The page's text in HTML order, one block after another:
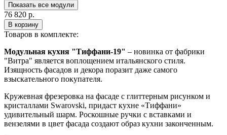
Показать все модули
76 820 р.
В корзину
Товаров в комплекте:
Модульная кухня "Тиффани-19" – новинка от фабрики
"Витра" является воплощением итальянского стиля.
Изящность фасадов и декора поразит даже самого
взыскательного покупателя.
Кружевная фрезеровка на фасаде с глиттерным рисунком и
кристаллами Swarovski, придаст кухне «Тиффани»
удивительный шарм. Роскошные ручки с вставками и
вензелями в цвет фасада создают образ кухни законченным.